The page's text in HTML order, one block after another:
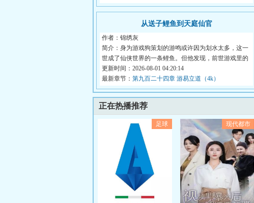
从送子鲤鱼到天庭仙官
作者：锦绣灰
简介：身为游戏狗策划的游鸣或许因为划水太多，这一
世成了仙侠世界的一条鲤鱼。但他发现，前世游戏里的
作...
更新时间：2026-08-01 04:20:14
最新章节： 第九百二十四章 游易立道（4k）
正在热播推荐
足球 现代都市